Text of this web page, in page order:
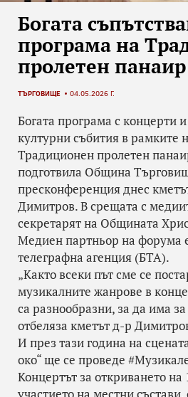
Богата
програма на
пролетен панаир
ТЪРГОВИЩЕ 04.05.2026 Г.
Богата програма с концерти
културни събития в рамките
Традиционен пролетен
подготвила Община
пресконференция днес
Димитров. В срещата с
секретарят на Общината
Медиен партньор на форума
телеграфна агенция (БТА).
„Както всеки път сме се
музикалните жанрове в
са разнообразни, за да има
отбеляза кметът д-р
И през тази година на
око“ ще се проведе
Концертът за откриването
участието на местни състави,